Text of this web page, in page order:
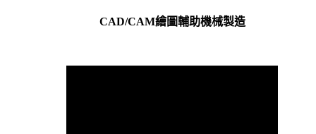
CAD/CAM繪圖輔助機械製造